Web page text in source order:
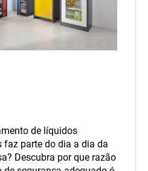
de líquidos
faz parte do dia a dia da
Descubra por que razão